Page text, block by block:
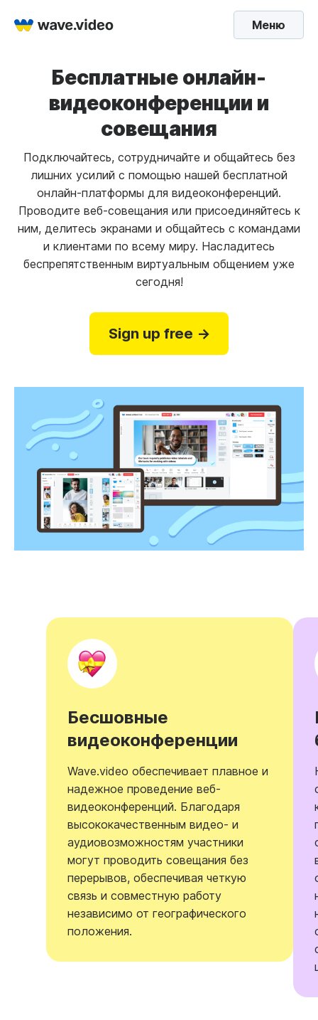
Меню
Бесплатные онлайн-
видеоконференции и
совещания
Подключайтесь, сотрудничайте и общайтесь без
лишних усилий с помощью нашей бесплатной
онлайн-платформы для видеоконференций.
Проводите веб-совещания или присоединяйтесь к
ним, делитесь экранами и общайтесь с командами
и клиентами по всему миру. Насладитесь
беспрепятственным виртуальным общением уже
сегодня!
Sign up free →
Бесшовные
видеоконференции
Wave.video обеспечивает плавное и
надежное проведение веб-
видеоконференций. Благодаря
высококачественным видео- и
аудиовозможностям участники
могут проводить совещания без
перерывов, обеспечивая четкую
связь и совместную работу
независимо от географического
положения.